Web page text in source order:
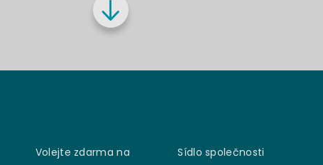
Volejte zdarma na
Sídlo společnosti